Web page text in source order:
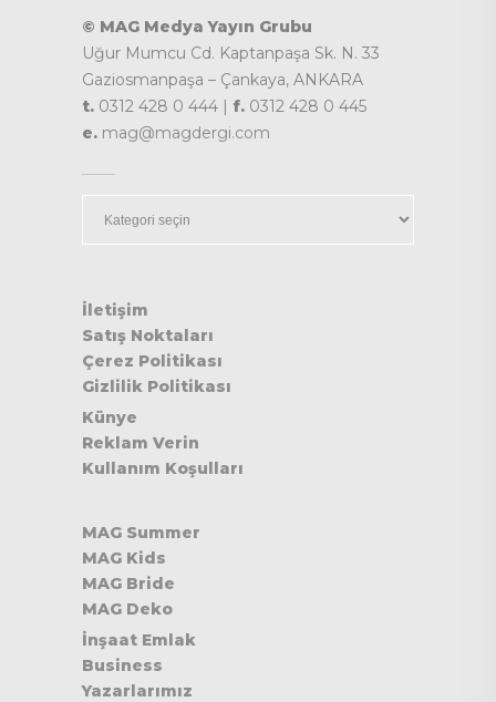
© MAG Medya Yayın Grubu
Uğur Mumcu Cd. Kaptanpaşa Sk. N. 33
Gaziosmanpaşa – Çankaya, ANKARA
t. 0312 428 0 444 | f. 0312 428 0 445
e. mag@magdergi.com
İletişim
Satış Noktaları
Çerez Politikası
Gizlilik Politikası
Künye
Reklam Verin
Kullanım Koşulları
MAG Summer
MAG Kids
MAG Bride
MAG Deko
İnşaat Emlak
Business
Yazarlarımız